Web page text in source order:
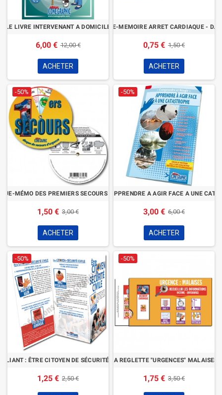
LE LIVRE INTERVENANT A DOMICILE
6,00 € 12,00 €
ACHETER
AIDE-MEMOIRE ARRET CARDIAQUE -
0,75 € 1,50 €
ACHETER
-50%
MÉMO DES PREMIERS SECOURS CITOYEN
1,50 € 3,00 €
ACHETER
-50%
LE LIVRE APPRENDRE A AGIR FACE A UNE
3,00 € 6,00 €
ACHETER
-50%
: ÊTRE CITOYEN DE SÉCURITÉ CIVILE
1,25 € 2,50 €
-50%
LA REGLETTE "URGENCES" MALAISES
1,75 € 3,50 €